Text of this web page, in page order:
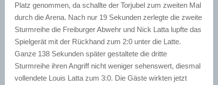
Platz genommen, da schallte der Torjubel zum zweiten Mal
durch die Arena. Nach nur 19 Sekunden zerlegte die zweite
Sturmreihe die Freiburger Abwehr und Nick Latta lupfte das
Spielgerät mit der Rückhand zum 2:0 unter die Latte.
Ganze 138 Sekunden später gestaltete die dritte
Sturmreihe ihren Angriff nicht weniger sehenswert, diesmal
vollendete Louis Latta zum 3:0. Die Gäste wirkten jetzt